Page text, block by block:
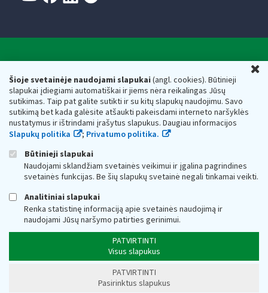
Šioje svetainėje naudojami slapukai(angl. cookies). Būtinieji
slapukai įdiegiami automatiškai ir jiems nėra reikalingas Jūsų
sutikimas. Taip pat galite sutikti ir su kitų slapukų naudojimu. Savo
sutikimą bet kada galėsite atšaukti pakeisdami interneto naršyklės
nustatymus ir ištrindami įrašytus slapukus. Daugiau informacijos
Slapukų politika
; Privatumo politika.
Būtinieji slapukai
Naudojami sklandžiam svetainės veikimui ir įgalina pagrindines
svetainės funkcijas. Be šių slapukų svetainė negali tinkamai veikti.
Analitiniai slapukai
Renka statistinę informaciją apie svetainės naudojimą ir
naudojami Jūsų naršymo patirties gerinimui.
PATVIRTINTI
Visus slapukus
PATVIRTINTI
Pasirinktus slapukus
Respublikos finansų ministerijos
Biudžetinė įstaiga. Juridinio asmens kodas — 188659752,
adresas: Vasario 16-osios g. 14, 01107 Vilnius, Lietuva, el.paštas:
vmi@vmi.lt, E. pristatymo dėžutės adresas 188659752
Duomenys apie Valstybinę mokesčių inspekciją prie Lietuvos
Respublikos finansų ministerijos kaupiami ir saugomi Juridinių